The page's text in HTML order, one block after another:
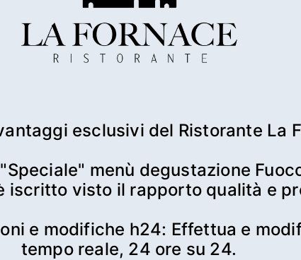
menù degustazione
iscritto visto il rapporto qualità e
e modifiche h24: Effettua e
tempo reale, 24 ore su 24.